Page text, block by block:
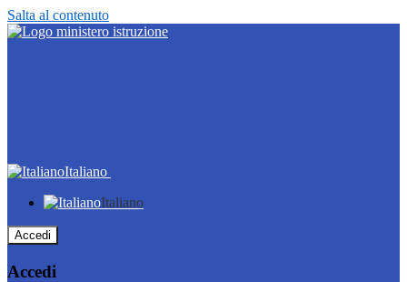
Salta al contenuto
Italiano
Italiano
Accedi
Accedi